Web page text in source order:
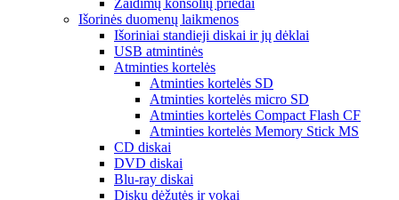
Žaidimų konsolių priedai
Išorinės duomenų laikmenos
Išoriniai standieji diskai ir jų dėklai
USB atmintinės
Atminties kortelės
Atminties kortelės SD
Atminties kortelės micro SD
Atminties kortelės Compact Flash CF
Atminties kortelės Memory Stick MS
CD diskai
DVD diskai
Blu-ray diskai
Diskų dėžutės ir vokai